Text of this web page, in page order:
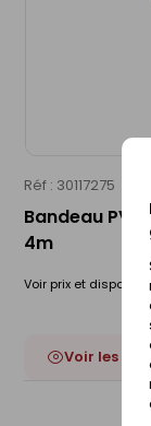
Réf : 30117275
Bandeau
4m
Voir prix et
Voir les 17